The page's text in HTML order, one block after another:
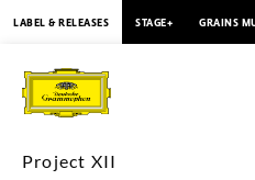
Roost
LABEL & RELEASES STAGE+ GRAINS
Project XII